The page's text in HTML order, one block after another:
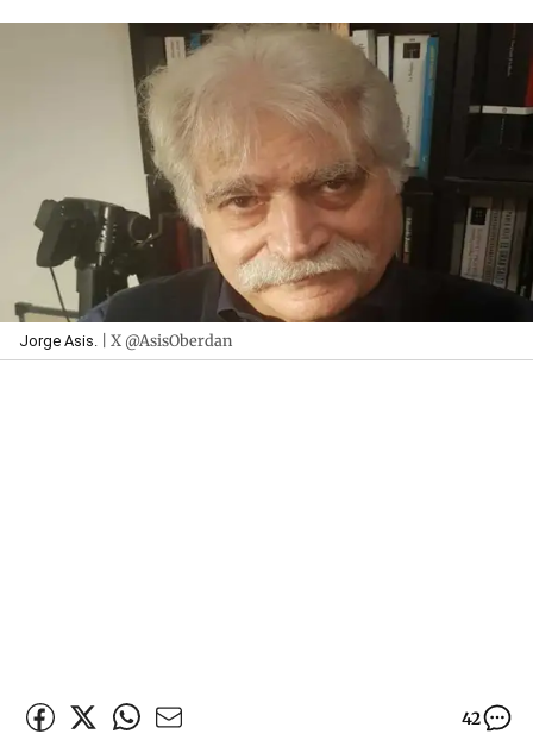
Jorge Asis. | X @AsisOberdan
42